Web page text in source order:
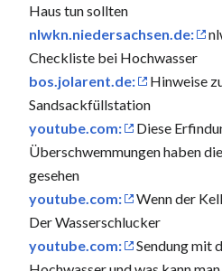
Haus tun sollten
nlwkn.niedersachsen.de:
Checkliste bei Hochwasser
bos.jolarent.de:
Hinweise
Sandsackfüllstation
youtube.com:
Diese
Überschwemmungen haben
gesehen
youtube.com:
Wenn der
Der Wasserschlucker
youtube.com:
Sendung mit